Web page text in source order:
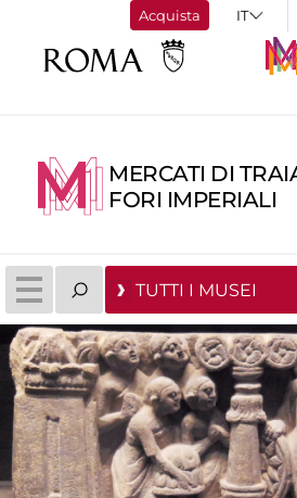
Acquista
MERCATI DI
FORI IMPERIALI
TUTTI I MUSEI